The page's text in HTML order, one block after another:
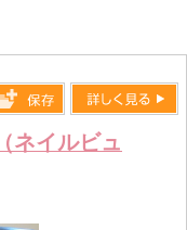
イルビュ
リス
詳しく見る